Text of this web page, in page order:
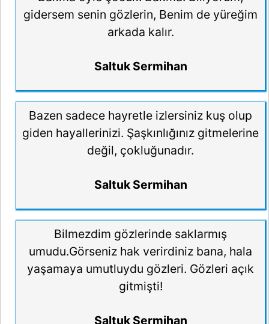
gidersem senin gözlerin, Benim de yüreğim
arkada kalır.
Saltuk Sermihan
Bazen sadece hayretle izlersiniz kuş olup
giden hayallerinizi. Şaşkınlığınız gitmelerine
değil, çokluğunadır.
Saltuk Sermihan
Bilmezdim gözlerinde saklarmış
umudu.Görseniz hak verirdiniz bana, hala
yaşamaya umutluydu gözleri. Gözleri açık
gitmişti!
Saltuk Sermihan